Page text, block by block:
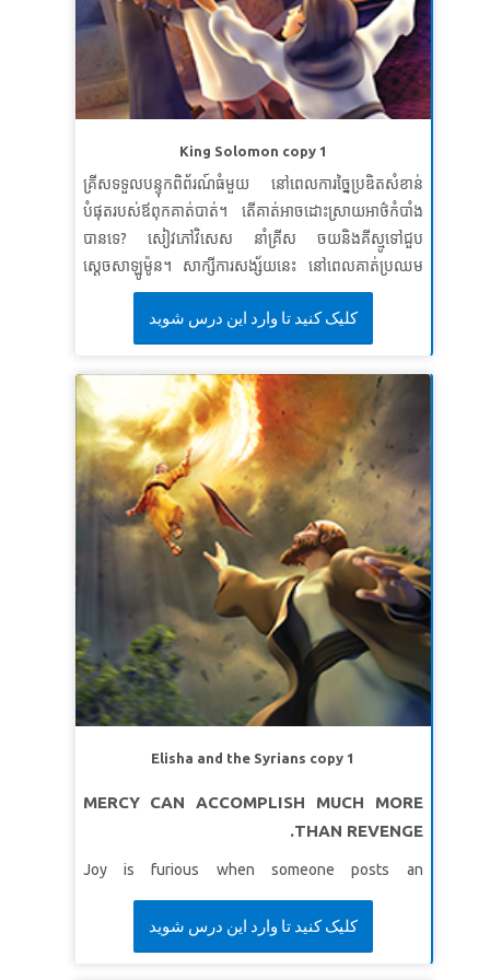
ខគម្ពីរវិសេស៖ខ្ញុំនឹងស្រឡាញ់អ្នកជិតខាងដូចខ្លួនឯង។
SuperVerse៖ «អ្ឯង​ត្រូវ​ស្រឡាញ់​ព្រះអម្ចាស់ ជា​ព្រះ​នៃ​ឯង ឲ្យ​
អស់​អំពី​ចិត្ត អស់​អំពី​ព្រលឹង អស់​អំពី​កំឡាំង ហើយ​អស់​អំពី​
គំនិត​ឯង»។ ហើយ«ត្រូវស្រឡាញ់អ្នកជិតខាងដូចខ្លួនឯង»។
មេរៀនទី ៣​មានចិត្តល្អ និងសប្បុរស
សេចក្តីពិតវិសេស៖ខ្ញុំនឹងមានចិត្តល្អនិងសប្បុរសដល់អ្នកដទៃ។
ខគម្ពីរវិសេស៖មនុស្ស​ដែល​មាន​ចិត្ត​សន្ធា នឹង​បាន​បរិបូរ ហើយ​
អ្នក​ណា​ដែល​ស្រោច​ទឹក​ដល់​គេ នោះ​នឹង​បាន​គេ​ស្រោច​ទឹក​ដល់​
King Solomon copy 1
គ្រីសទទួលបន្ទុកពិព័រណ៍ធំមួយ នៅពេលការច្នៃប្រឌិតសំខាន់
បំផុតរបស់ឪពុកគាត់បាត់។ តើគាត់អាចដោះស្រាយអាថ៌កំបាំង
បានទេ? សៀវភៅវិសេស នាំគ្រីស ចយនិងគីស្មូទៅជួប
ស្តេចសាឡូម៉ូន។ សាក្សីការសង្ស័យនេះ នៅពេលគាត់ប្រឈម
មុខនឹងទុក្ខលំបាក: តើស្ត្រីណាជាម្តាយពិតរបស់ទារក? ស្វែង
យល់ពីវិធីដ៏គួរឱ្យភ្ញាក់ផ្អើល ដែលសាឡូម៉ូនមិនស្គាល់ការពិត។
កូនៗ ដឹងថាប្រាជ្ញាពិតមកពីព្រះ។ * ត្រូវប្រាកដថាបានមើល
វីដេអូរឿងព្រះគម្ពីរជាមុន សម្រាប់វគ្គសិក្សានេះព្រោះរូបភាពខ្លះ
អាចខ្លាំងពេកសម្រាប់ក្មេងៗ។ កំណែរួម គឺមិនសូវខ្លាំង។ ដូចគ្នា
នេះផង ដែរពិនិត្យមើលប្រវត្តិព្រះគម្ពីរនិងវីដេអូសញ្ញាតំណាង។
មេរៀនទី ១ ៈ ប្រាជ្ញាពិត
សេចក្ដីពិតវិសេស៖ប្រាជ្ញាពិតមកពីព្រះ។
ខវិសេស៖ «ត្បិតព្រះអម្ចាស់ប្រទានប្រាជ្ញា! ចេញពីព្រះឳសទ្រង់
ព្រះអង្គមកចំណេះនិងការយោគយល់។សុភាសិត ២: ៦ (អិន
អិល ធី។ )
មេរៀនទី ២ ៈសូមព្រះសម្រាប់ប្រាជ្ញា
សេចក្ដីពិត៖ខ្ញុំនឹងសុំប្រាជ្ញាពីព្រះជាម្ចាស់។
ខវិសេស៖“ ខ្ញុំនឹងផ្តល់ឱ្យអ្នកនូវអ្វីដែលអ្នកបានស្នើសុំ! ខ្ញុំនឹង
អោយអ្នកមានប្រាជ្ញា និងការយោគយល់។
ពង្សាវតារក្សត្រទី ១
ខ្ញុំនឹងកសាងជីវិតរបស់ខ្ញុំលើព្រះបន្ទូលរបស់ព្រះ។
តាមវាគឺប្រកបដោយប្រាជ្ញាដូចជាមនុស្សដែលសង់ផ្ទះលើថ្មដា។
کلیک کنید تا وارد این درس شوید
Elisha and the Syrians copy 1
MERCY CAN ACCOMPLISH MUCH MORE
THAN REVENGE.
Joy is furious when someone posts an
embarrassing video of her, and she knows the
perfect way to get even—but should she?
Superbook takes Joy, Chris and Gizmo to meet the
کلیک کنید تا وارد این درس شوید